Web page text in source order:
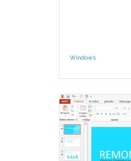
Windows